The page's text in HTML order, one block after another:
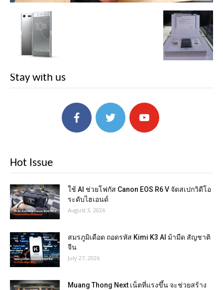
Stay with us
Hot Issue
ใช้ AI ช่วยโฟกัส Canon EOS R6 V จัดสเปกวิดีโอ
ระดับไฮเอนด์
August 3, 2026
สมรภูมิเดือด ถอดรหัส Kimi K3 AI ม้ามืด สัญชาติ
จีน
July 27, 2026
Muang Thong Next เน็ตที่แรงขึ้น จะช่วยสร้าง